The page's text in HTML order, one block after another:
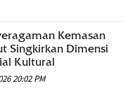
Kemasan
Singkirkan Dimensi
Kultural
20:02 PM